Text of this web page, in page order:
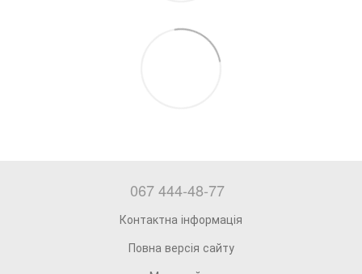
067 444-48-77
Контактна інформація
Повна версія сайту